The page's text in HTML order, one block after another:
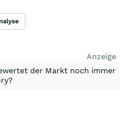
Anzeige
der Markt noch immer